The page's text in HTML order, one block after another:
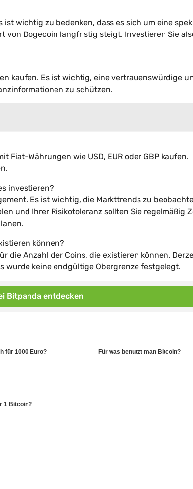
wichtig zu bedenken, dass es sich um eine
von Dogecoin langfristig steigt. Investieren Sie
kaufen. Es ist wichtig, eine vertrauenswürdige
zu schützen.
Fiat-Währungen wie USD, EUR oder GBP kaufen.
investieren?
Es ist wichtig, die Markttrends zu
und Ihrer Risikotoleranz sollten Sie regelmäßig
können?
die Anzahl der Coins, die existieren können.
wurde keine endgültige Obergrenze festgelegt.
Bitpanda entdecken
für 1000 Euro? Für was benutzt man Bitcoin?
1 Bitcoin?